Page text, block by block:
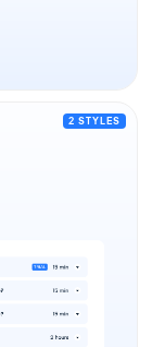
2 STYLES